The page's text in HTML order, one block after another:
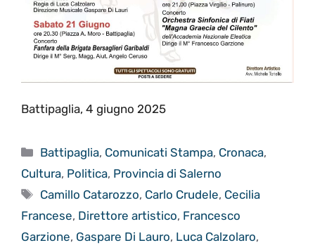
Battipaglia, 4 giugno 2025
Categorie
Battipaglia, Comunicati Stampa, Cronaca,
Cultura, Politica, Provincia di Salerno
Tag
Camillo Catarozzo, Carlo Crudele, Cecilia
Francese, Direttore artistico, Francesco
Garzione, Gaspare Di Lauro, Luca Calzolaro,